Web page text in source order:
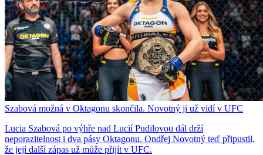
Szabová možná v Oktagonu skončila. Novotný ji už vidí v UFC
Lucia Szabová po výhře nad Lucií Pudilovou dál drží
neporazitelnost i dva pásy Oktagonu. Ondřej Novotný teď připustil,
že její další zápas už může přijít v UFC.